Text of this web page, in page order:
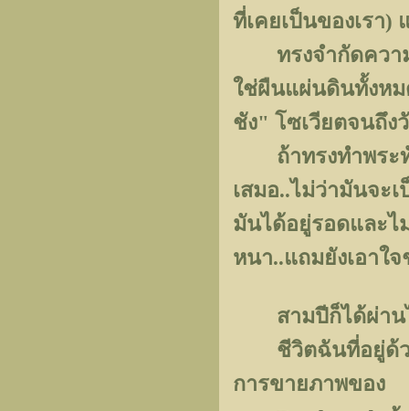
ที่เคยเป็นของเรา)
ทรงจำกัดความ
ใช่ผืนแผ่นดินทั้งหม
ชัง" โซเวียตจนถึง
ถ้าทรงทำพระทั
เสมอ..ไม่ว่ามันจะ
มันได้อยู่รอดและไ
หนา..แถมยังเอาใ
สามปีก็ได้ผ่านไป
ชีวิตฉันที่อยู่ด้วย
การขายภาพของ